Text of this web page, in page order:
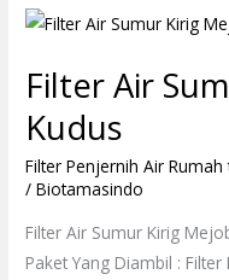
Filter Air
Kudus
Filter Penjernih Air Rumah
/Biotamasindo
Filter Air Sumur Kirig
Paket Yang Diambil :
Filter
Sumur
Kirig
Mejobo
Kudus